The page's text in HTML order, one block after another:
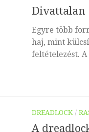
Divattalan
Egyre több
haj, mint
feltételezést.
DREADLOCK /
A